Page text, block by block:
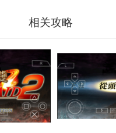
相关攻略